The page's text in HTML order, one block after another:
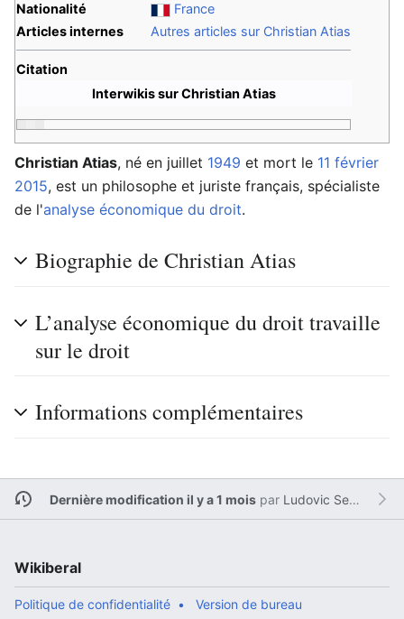
Nationalité
France
Articles internes
Autres articles sur Christian Atias
Citation
Interwikis sur Christian Atias
Christian Atias, né en juillet 1949 et mort le 11 février
2015, est un philosophe et juriste français, spécialiste
de l'analyse économique du droit.
Biographie de Christian Atias
L’analyse économique du droit travaille
sur le droit
Informations complémentaires
Dernière modification il y a 1 moispar Ludovic Sesim
Wikiberal
Politique de confidentialité Version de bureau